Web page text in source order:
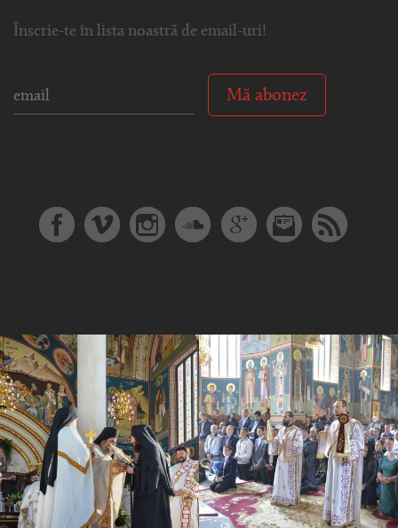
Înscrie-te în lista noastră de email-uri!
Mă abonez